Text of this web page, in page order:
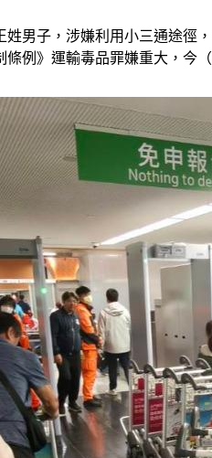
男子，涉嫌利用小三通途
例》運輸毒品罪嫌重大，今